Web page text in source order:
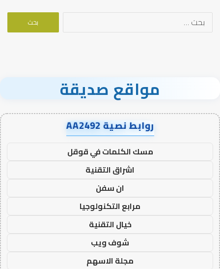
البحث
مواقع صديقة
روابط نصية AA2492
مسك الكلمات في قوقل
اشراق التقنية
ان سفن
مرابع التكنولوجيا
خيال التقنية
شوف ويب
مجلة الاسهم